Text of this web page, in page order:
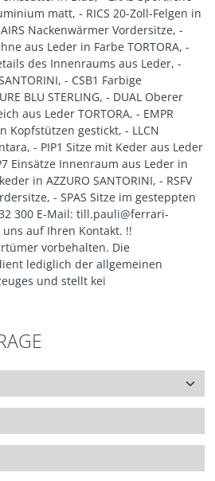
matt, - RICS 20-Zoll-Felgen in
Nackenwärmer Vordersitze, -
aus Leder in Farbe TORTORA, -
des Innenraums aus Leder, -
- CSB1 Farbige
BLU STERLING, - DUAL Oberer
aus Leder TORTORA, - EMPR
Kopfstützen gestickt, - LLCN
- PIP1 Sitze mit Keder aus Leder
Einsätze Innenraum aus Leder in
in AZZURO SANTORINI, - RSFV
- SPAS Sitze im gesteppten
300 E-Mail: till.pauli@ferrari-
auf Ihren Kontakt. !!
vorbehalten. Die
lediglich der allgemeinen
und stellt kei